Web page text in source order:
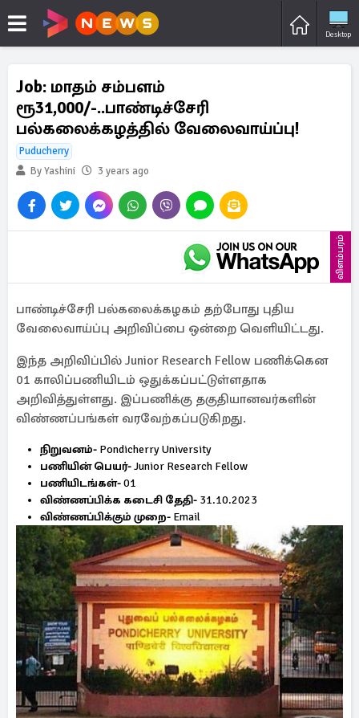
Desktop
Job: மாதம் சம்பளம்
ரூ31,000/-..பாண்டிச்சேரி
பல்கலைக்கழத்தில் வேலைவாய்ப்பு!
Puducherry
By Yashini
3 years ago
விளம்பரம்
பாண்டிச்சேரி பல்கலைக்கழகம் தற்போது புதிய
வேலைவாய்ப்பு அறிவிப்பை ஒன்றை வெளியிட்டது.
இந்த அறிவிப்பில் Junior Research Fellow பணிக்கென
01 காலிப்பணியிடம் ஒதுக்கப்பட்டுள்ளதாக
அறிவித்துள்ளது. இப்பணிக்கு தகுதியானவர்களின்
விண்ணப்பங்கள் வரவேற்கப்படுகிறது.
நிறுவனம்- Pondicherry University
பணியின் பெயர்-Junior Research Fellow
பணியிடங்கள்-01
விண்ணப்பிக்க கடைசி தேதி- 31.10.2023
விண்ணப்பிக்கும் முறை- Email